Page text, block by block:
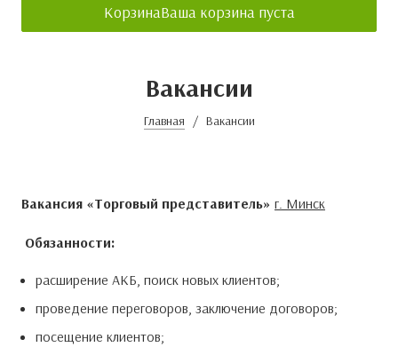
КорзинаВаша корзина пуста
Вакансии
Главная Вакансии
Вакансия «Торговый представитель» г. Минск
Обязанности:
расширение АКБ, поиск новых клиентов;
проведение переговоров, заключение договоров;
посещение клиентов;